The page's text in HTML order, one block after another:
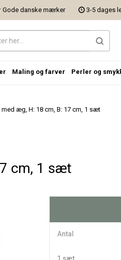
med æg, H: 18 cm, B: 17 cm, 1 sæt
cm, 1 sæt
Antal
Gode danske mærker 3-5 dages
Maling og farver Perler og